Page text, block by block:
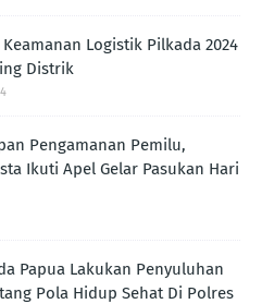
Logistik Pilkada 2024
Distrik
Pengamanan Pemilu,
Ikuti Apel Gelar Pasukan Hari
Papua Lakukan Penyuluhan
Pola Hidup Sehat Di Polres